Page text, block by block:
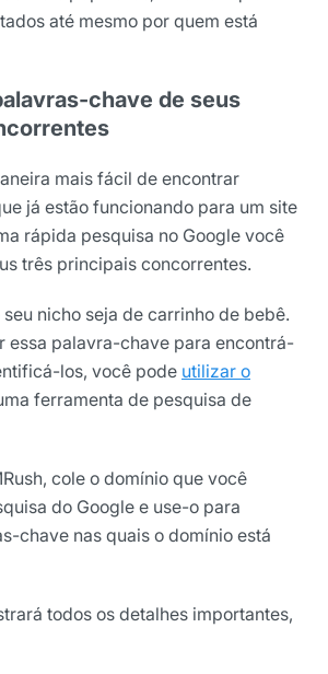
até mesmo por quem está
chave de seus
mais fácil de encontrar
já estão funcionando para um site
rápida pesquisa no Google você
três principais concorrentes.
nicho seja de carrinho de bebê.
essa palavra-chave para encontrá-
los, você pode utilizar o
ferramenta de pesquisa de
cole o domínio que você
do Google e use-o para
chave nas quais o domínio está
todos os detalhes importantes,